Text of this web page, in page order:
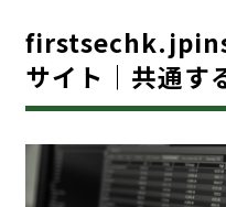
サイト｜共通す